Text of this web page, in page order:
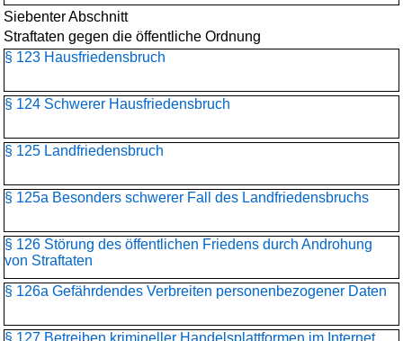
Siebenter Abschnitt
Straftaten gegen die öffentliche Ordnung
§ 123 Hausfriedensbruch
§ 124 Schwerer Hausfriedensbruch
§ 125 Landfriedensbruch
§ 125a Besonders schwerer Fall des Landfriedensbruchs
§ 126 Störung des öffentlichen Friedens durch Androhung
von Straftaten
§ 126a Gefährdendes Verbreiten personenbezogener Daten
§ 127 Betreiben krimineller Handelsplattformen im Internet